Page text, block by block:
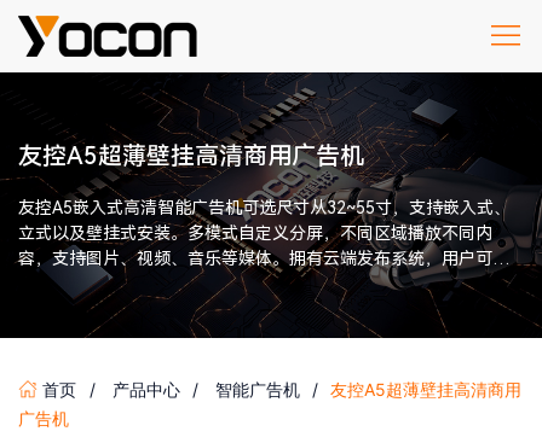
友控A5超薄壁挂高清商用广告机
友控A5嵌入式高清智能广告机可选尺寸从32~55寸，支持嵌入式、
立式以及壁挂式安装。多模式自定义分屏，不同区域播放不同内
容，支持图片、视频、音乐等媒体。拥有云端发布系统，用户可以
通过手机、电脑、网页管理和发布媒体到广告机。
首页 产品中心 智能广告机
友控A5超薄壁挂高清商用
广告机